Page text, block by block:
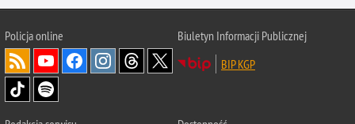
Policjaonline
Biuletyn Informacji Publicznej
BIP KGP